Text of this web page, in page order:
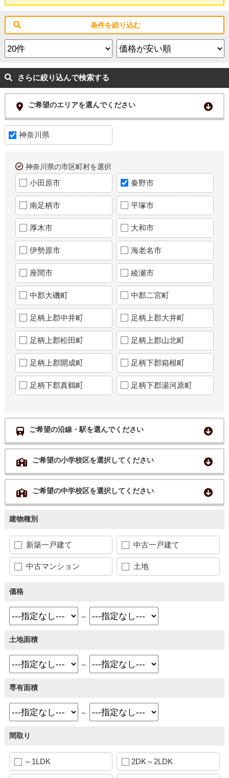
条件を絞り込む
さらに絞り込んで検索する
ご希望のエリアを選んでください
神奈川県
神奈川県の市区町村を選択
小田原市 秦野市
南足柄市 平塚市
厚木市 大和市
伊勢原市 海老名市
座間市 綾瀬市
中郡大磯町 中郡二宮町
足柄上郡中井町 足柄上郡大井町
足柄上郡松田町 足柄上郡山北町
足柄上郡開成町 足柄下郡箱根町
足柄下郡真鶴町 足柄下郡湯河原町
ご希望の沿線・駅を選んでください
ご希望の小学校区を選択してください
ご希望の中学校区を選択してください
建物種別
新築一戸建て 中古一戸建て
中古マンション 土地
価格
～
土地面積
～
専有面積
～
間取り
～1LDK 2DK～2LDK